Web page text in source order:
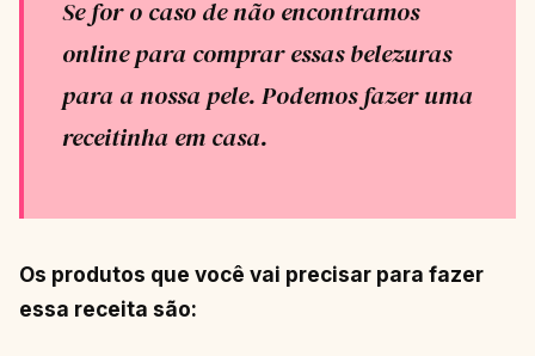
Se for o caso de não encontramos
online para comprar essas belezuras
para a nossa pele. Podemos fazer uma
receitinha em casa.
Os produtos que você vai precisar para fazer
essa receita são: